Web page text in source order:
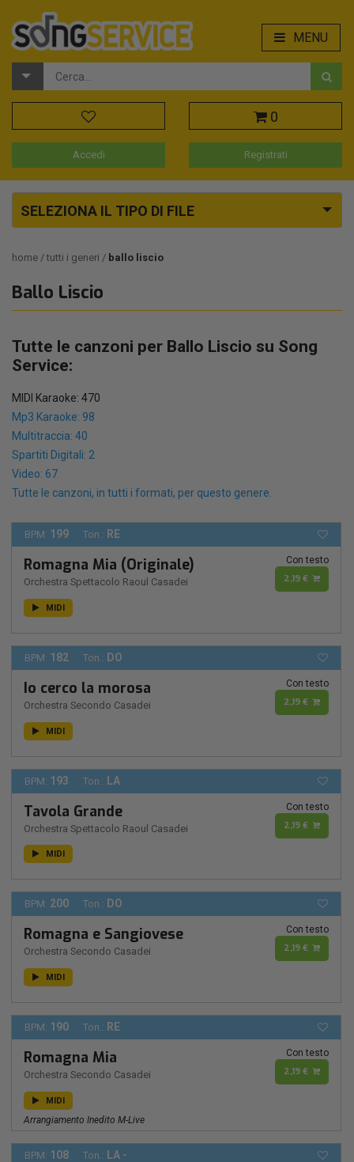
MENU
0
Accedi Registrati
SELEZIONA IL TIPO DI FILE
home tutti i generi ballo liscio
Ballo Liscio
Tutte le canzoni per Ballo Liscio su Song
Service:
MIDI Karaoke: 470
Mp3 Karaoke: 98
Multitraccia: 40
Spartiti Digitali: 2
Video: 67
Tutte le canzoni, in tutti i formati, per questo genere.
BPM: 199 Ton.: RE
Romagna Mia (Originale)
Orchestra Spettacolo Raoul Casadei
Con testo
2,19 €
MIDI
BPM: 182 Ton.: DO
Io cerco la morosa
Orchestra Secondo Casadei
Con testo
2,19 €
MIDI
BPM: 193 Ton.: LA
Tavola Grande
Orchestra Spettacolo Raoul Casadei
Con testo
2,19 €
MIDI
BPM: 200 Ton.: DO
Romagna e Sangiovese
Orchestra Secondo Casadei
Con testo
2,19 €
MIDI
BPM: 190 Ton.: RE
Romagna Mia
Orchestra Secondo Casadei
Con testo
2,19 €
MIDI
Arrangiamento Inedito M-Live
BPM: 108 Ton.: LA -